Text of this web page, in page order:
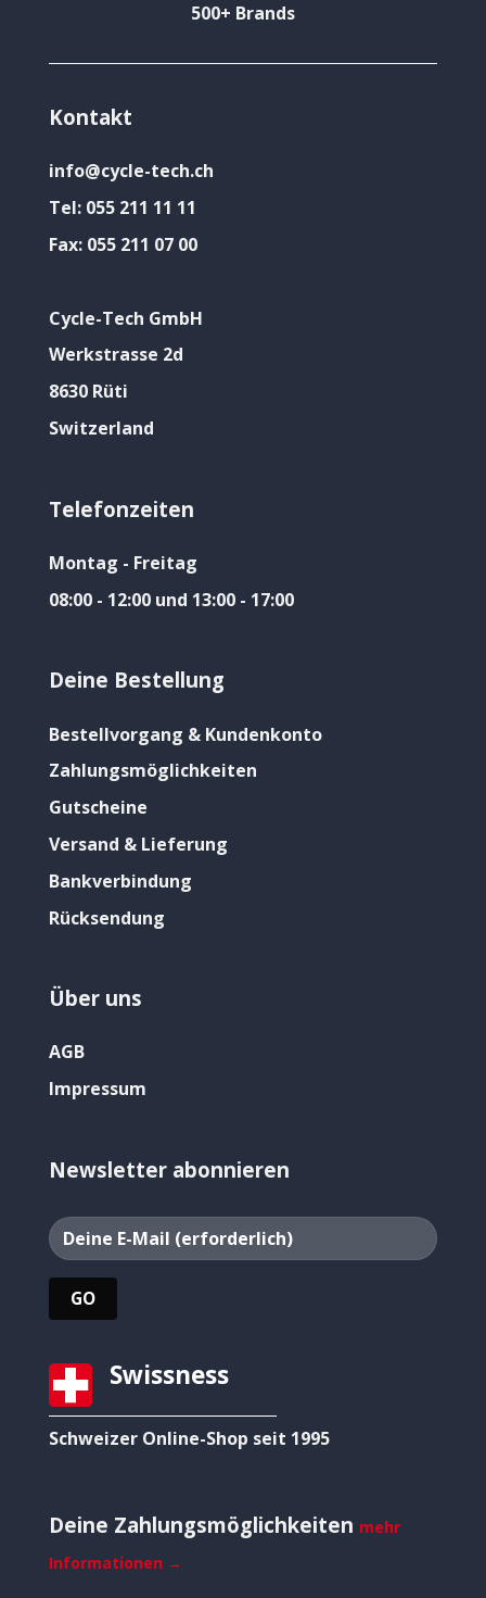
500+ Brands
Kontakt
info@cycle-tech.ch
Tel: 055 211 11 11
Fax: 055 211 07 00
Cycle-Tech GmbH
Werkstrasse 2d
8630 Rüti
Switzerland
Telefonzeiten
Montag - Freitag
08:00 - 12:00 und 13:00 - 17:00
Deine Bestellung
Bestellvorgang & Kundenkonto
Zahlungsmöglichkeiten
Gutscheine
Versand & Lieferung
Bankverbindung
Rücksendung
Über uns
AGB
Impressum
Newsletter abonnieren
Swissness
Schweizer Online-Shop seit 1995
Deine Zahlungsmöglichkeiten mehr
Informationen →